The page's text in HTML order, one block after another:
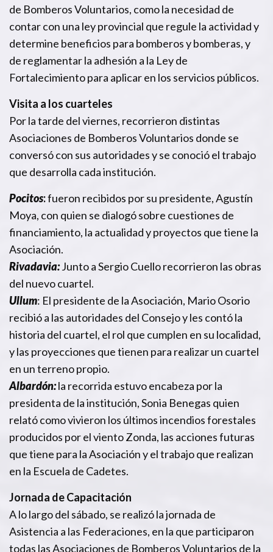
de Bomberos Voluntarios, como la necesidad de
contar con una ley provincial que regule la actividad y
determine beneficios para bomberos y bomberas, y
de reglamentar la adhesión a la Ley de
Fortalecimiento para aplicar en los servicios públicos.
Visita a los cuarteles
Por la tarde del viernes, recorrieron distintas
Asociaciones de Bomberos Voluntarios donde se
conversó con sus autoridades y se conoció el trabajo
que desarrolla cada institución.
Pocitos:fueron recibidos por su presidente, Agustín
Moya, con quien se dialogó sobre cuestiones de
financiamiento, la actualidad y proyectos que tiene la
Asociación.
Rivadavia:Junto a Sergio Cuello recorrieron las obras
del nuevo cuartel.
Ullum: El presidente de la Asociación, Mario Osorio
recibió a las autoridades del Consejo y les contó la
historia del cuartel, el rol que cumplen en su localidad,
y las proyecciones que tienen para realizar un cuartel
en un terreno propio.
Albardón:la recorrida estuvo encabeza por la
presidenta de la institución, Sonia Benegas quien
relató como vivieron los últimos incendios forestales
producidos por el viento Zonda, las acciones futuras
que tiene para la Asociación y el trabajo que realizan
en la Escuela de Cadetes.
Jornada de Capacitación
A lo largo del sábado, se realizó la jornada de
Asistencia a las Federaciones, en la que participaron
todas las Asociaciones de Bomberos Voluntarios de la